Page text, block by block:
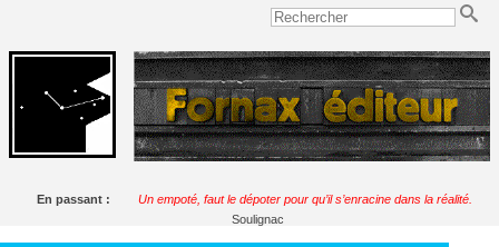
En passant :
Un empoté, faut le dépoter pour qu’il s’enracine dans la réalité.
Soulignac